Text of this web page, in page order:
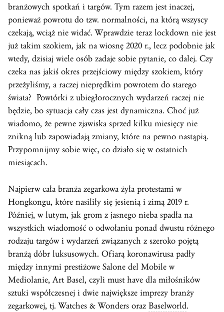
branżowych spotkań i targów. Tym razem jest inaczej,
ponieważ powrotu do tzw. normalności, na którą wszyscy
czekają, wciąż nie widać. Wprawdzie teraz lockdown nie jest
już takim szokiem, jak na wiosnę 2020 r., lecz podobnie jak
wtedy, dzisiaj wiele osób zadaje sobie pytanie, co dalej. Czy
czeka nas jakiś okres przejściowy między szokiem, który
przeżyliśmy, a raczej nieprędkim powrotem do starego
świata? Powtórki z ubiegłorocznych wydarzeń raczej nie
będzie, bo sytuacja cały czas jest dynamiczna. Choć już
wiadomo, że pewne zjawiska sprzed kilku miesięcy nie
znikną lub zapowiadają zmiany, które na pewno nastąpią.
Przypomnijmy sobie więc, co działo się w ostatnich
miesiącach.
Najpierw cała branża zegarkowa żyła protestami w
Hongkongu, które nasiliły się jesienią i zimą 2019 r.
Później, w lutym, jak grom z jasnego nieba spadła na
wszystkich wiadomość o odwołaniu ponad dwustu różnego
rodzaju targów i wydarzeń związanych z szeroko pojętą
branżą dóbr luksusowych. Ofiarą koronawirusa padły
między innymi prestiżowe Salone del Mobile w
Mediolanie, Art Basel, czyli must have dla miłośników
sztuki współczesnej i dwie największe imprezy branży
zegarkowej, tj. Watches & Wonders oraz Baselworld.